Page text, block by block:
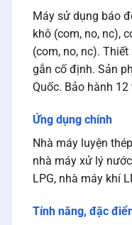
Máy sử dụng báo
khô (com, no, nc),
(com, no, nc).
gắn cố định. Sản
Quốc. Bảo hành
Ứng dụng chính
Nhà máy luyện
nhà máy xử lý
LPG, nhà máy khí
Tính năng, đặc